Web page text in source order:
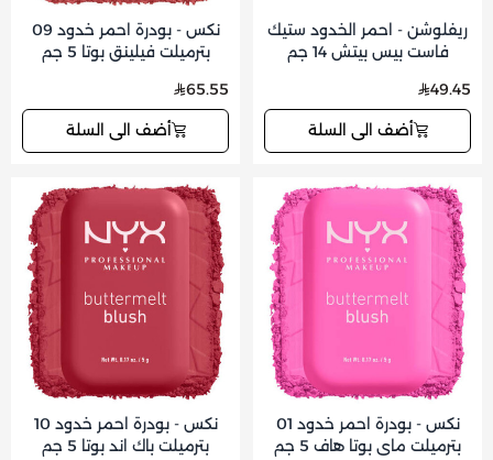
ريفلوشن - احمر الخدود ستيك
فاست بيس بيتش 14 جم
49.45
أضف الى السلة
نكس - بودرة احمر خدود 09
بترميلت فيلينق بوتا 5 جم
65.55
أضف الى السلة
نكس - بودرة احمر خدود 01
بترميلت ماي بوتا هاف 5 جم
نكس - بودرة احمر خدود 10
بترميلت باك اند بوتا 5 جم